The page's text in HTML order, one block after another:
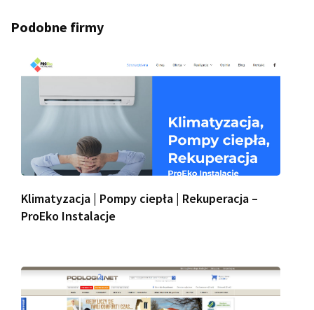
Podobne firmy
Klimatyzacja | Pompy ciepła | Rekuperacja –
ProEko Instalacje